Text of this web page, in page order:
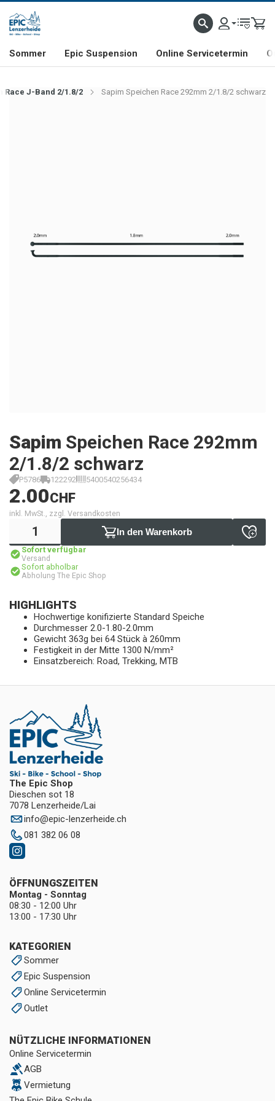
& FREERIDE-SPEZIALIST SCHWEIZER FIRMA SHOP & SHOWROOM IN
Sommer Epic Suspension Online Servicetermin
Race J-Band 2/1.8/2 Sapim Speichen Race 292mm 2/1.8/2 schwarz
Sapim Speichen Race 292mm
2/1.8/2 schwarz
P5786 122292 5400540256434
2.00CHF
inkl. MwSt., zzgl. Versandkosten
In den Warenkorb
Sofort verfügbar
Versand
Sofort abholbar
Abholung The Epic Shop
HIGHLIGHTS
Hochwertige konifizierte Standard Speiche
Durchmesser 2.0-1.80-2.0mm
Gewicht 363g bei 64 Stück à 260mm
Festigkeit in der Mitte 1300 N/mm²
Einsatzbereich: Road, Trekking, MTB
The Epic Shop
Dieschen sot 18
7078 Lenzerheide/Lai
info@epic-lenzerheide.ch
081 382 06 08
KATEGORIEN
Sommer
Epic Suspension
Online Servicetermin
Outlet
NÜTZLICHE INFORMATIONEN
Online Servicetermin
AGB
Vermietung
ÖFFNUNGSZEITEN
Montag - Sonntag
08:30 - 12:00 Uhr
13:00 - 17:30 Uhr